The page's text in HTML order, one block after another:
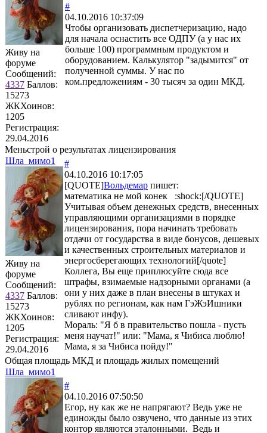
Живу на
форуме
Сообщений:
4337 Баллов:
15273
ЖКХоинов:
1205
Регистрация:
29.04.2016
#
04.10.2016 10:37:09
Чтобы организовать диспетчеризацию, надо
для начала оснастить все ОДПУ (а у нас их
больше 100) программным продуктом и
оборудованием. Калькулятор "задымится" от
полученной суммы. У нас по
ком.предложениям - 30 тысяч за один МКД.
Меньстрой о результатах лицензирования
Шла_мимо1
Живу на
форуме
Сообщений:
4337 Баллов:
15273
ЖКХоинов:
1205
Регистрация:
29.04.2016
#
04.10.2016 10:17:05
[QUOTE]Вольдемар пишет:
математика не мой конек :shock:[/QUOTE]
Учитывая объем денежных средств, внесенных
управляющими организациями в порядке
лицензирования, пора начинать требовать
отдачи от государства в виде бонусов, дешевых
и качественных строительных материалов и
энергосберегающих технологий[/quote]
Коллега, Вы еще приплюсуйте сюда все
штрафы, взимаемые надзорными органами (а
они у них даже в план внесены в штуках и
рублях по регионам, как нам ГэЖэИшники
сливают инфу).
Мораль: "Я б в правительство пошла - пусть
меня научат!" или: "Мама, я Чибиса люблю!
Мама, я за Чибиса пойду!"
Общая площадь МКД и площадь жилых помещений
Шла_мимо1
#
04.10.2016 07:50:50
Егор, ну как же не напрягают? Ведь уже не
единожды было озвучено, что данные из этих
контор являются эталонными. Ведь и